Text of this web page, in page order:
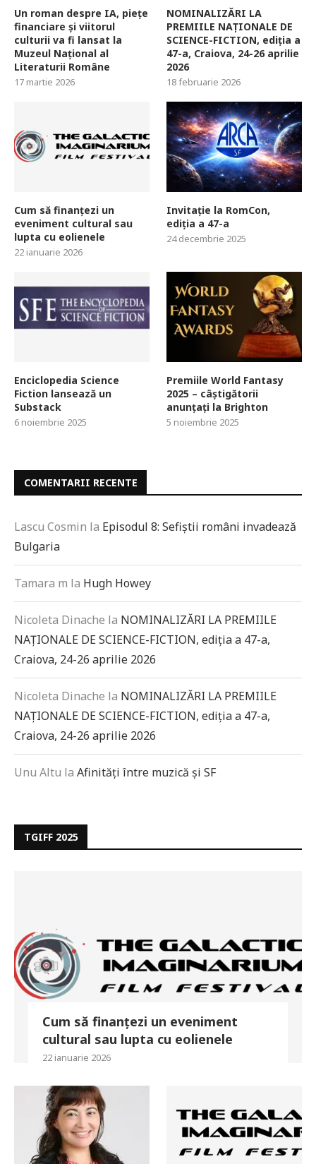
Un roman despre IA, piețe
financiare și viitorul
culturii va fi lansat la
Muzeul Național al
Literaturii Române
17 martie 2026
NOMINALIZĂRI LA
PREMIILE NAȚIONALE DE
SCIENCE-FICTION, ediția a
47-a, Craiova, 24-26 aprilie
2026
18 februarie 2026
Cum să finanțezi un
eveniment cultural sau
lupta cu eolienele
22 ianuarie 2026
Invitație la RomCon,
ediția a 47-a
24 decembrie 2025
Enciclopedia Science
Fiction lansează un
Substack
6 noiembrie 2025
Premiile World Fantasy
2025 – câștigătorii
anunțați la Brighton
5 noiembrie 2025
COMENTARII RECENTE
Lascu Cosmin la Episodul 8: Sefiștii români invadează
Bulgaria
Tamara m la Hugh Howey
Nicoleta Dinache la NOMINALIZĂRI LA PREMIILE
NAȚIONALE DE SCIENCE-FICTION, ediția a 47-a,
Craiova, 24-26 aprilie 2026
Nicoleta Dinache la NOMINALIZĂRI LA PREMIILE
NAȚIONALE DE SCIENCE-FICTION, ediția a 47-a,
Craiova, 24-26 aprilie 2026
Unu Altu la Afinități între muzică și SF
TGIFF 2025
Cum să finanțezi un eveniment
cultural sau lupta cu eolienele
22 ianuarie 2026